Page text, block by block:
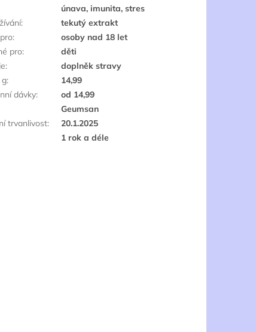
únava, imunita, stres
:
tekutý extrakt
:
osoby nad 18 let
pro:
děti
:
doplněk stravy
g:
14,99
dávky:
od 14,99
Geumsan
trvanlivost:
20.1.2025
1 rok a déle